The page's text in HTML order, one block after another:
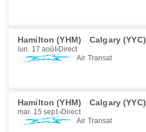
Hamilton (YHM) Calgary (YYC)
lun. 17 août Direct
Air Transat
Hamilton (YHM) Calgary (YYC)
mar. 15 sept. Direct
Air Transat